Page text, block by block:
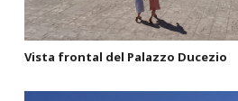
Vista frontal del Palazzo Ducezio